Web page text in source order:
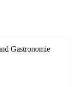
Gastronomie